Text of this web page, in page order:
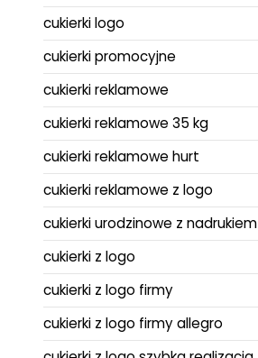
cukierki logo
cukierki promocyjne
cukierki reklamowe
cukierki reklamowe 35 kg
cukierki reklamowe hurt
cukierki reklamowe z logo
cukierki urodzinowe z nadrukiem
cukierki z logo
cukierki z logo firmy
cukierki z logo firmy allegro